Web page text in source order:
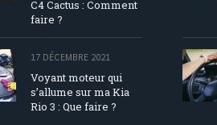
C4 Cactus : Comment
faire ?
17 DÉCEMBRE 2021
Voyant moteur qui
s’allume sur ma Kia
Rio 3 : Que faire ?